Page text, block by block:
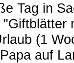
Tag in
(1
auf